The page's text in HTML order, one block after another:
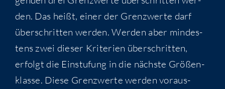
den. Das heißt, einer der Grenz­wer­te darf
über­schrit­ten wer­den. Wer­den aber min­des­
tens zwei die­ser Kri­te­ri­en über­schrit­ten,
erfolgt die Ein­stu­fung in die nächs­te Grö­ßen­
klas­se. Die­se Grenz­wer­te wer­den vor­aus­